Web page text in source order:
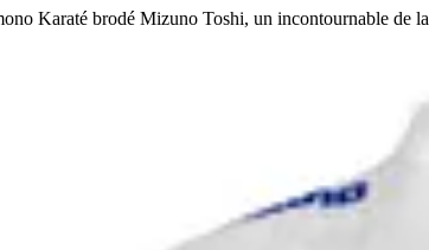
Karaté brodé Mizuno Toshi, un incontournable de